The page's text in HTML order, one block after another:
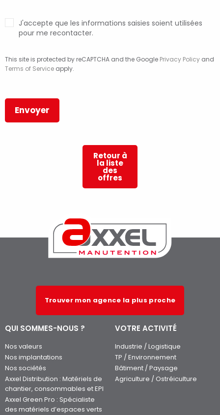
J'accepte que les informations saisies soient utilisées
pour me recontacter.
This site is protected by reCAPTCHA and the Google Privacy Policy and
Terms of Service apply.
Retour à
la liste
des
offres
Trouver mon agence la plus proche
QUI SOMMES-NOUS ?
Nos valeurs
Nos implantations
Nos sociétés
Axxel Distribution : Matériels de
chantier, consommables et EPI
Axxel Green Pro : Spécialiste
des matériels d’espaces verts
VOTRE ACTIVITÉ
Industrie / Logistique
TP / Environnement
Bâtiment / Paysage
Agriculture / Ostréiculture